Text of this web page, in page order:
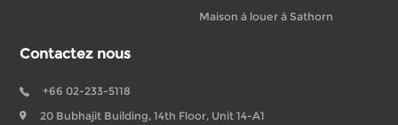
Maison à louer à Sathorn
Contactez nous
+66 02-233-5118
20 Bubhajit Building, 14th Floor, Unit 14-A1